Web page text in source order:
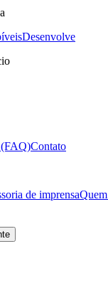
Desenvolve
(FAQ)Contato
de imprensa